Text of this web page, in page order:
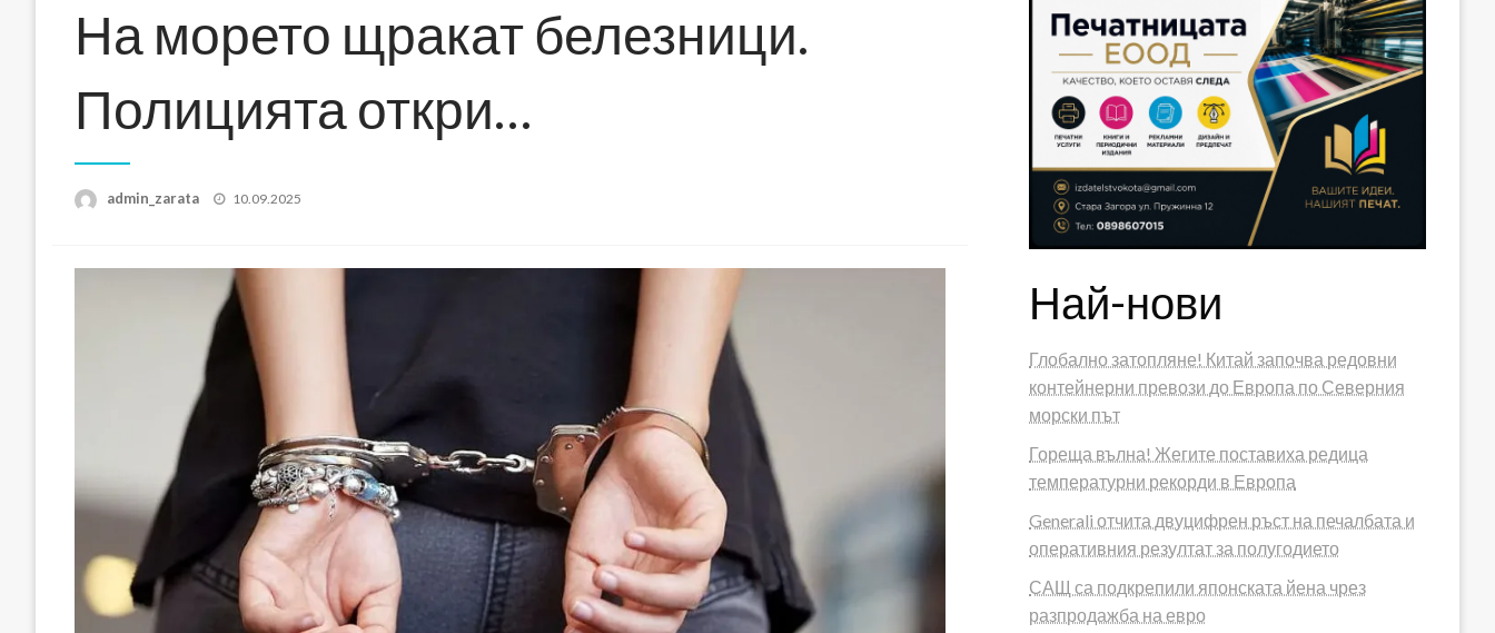
На морето щракат белезници.
Полицията откри…
admin_zarata
Posted
10.09.2025
Най-нови
Глобално затопляне! Китай започва редовни
контейнерни превози до Европа по Северния
морски път
Гореща вълна! Жегите поставиха редица
температурни рекорди в Европа
Generali отчита двуцифрен ръст на печалбата и
оперативния резултат за полугодието
САЩ са подкрепили японската йена чрез
разпродажба на евро